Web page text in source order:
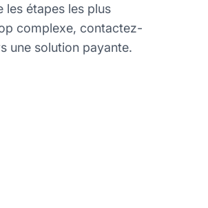
étapes les plus
complexe, contactez-
une solution payante.